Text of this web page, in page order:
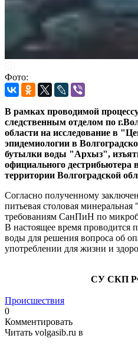
Фото:
В рамках проводимой
следственным отделом по
области на исследование в
эпидемиологии в
бутылки воды "Архыз",
официального
территории Волгоградской
Согласно полученному
питьевая столовая
требованиям СанПиН по
В настоящее время проводится
воды для решения вопроса об
употреблении для жизни и
СУ СКП РФ
Происшествия
0
Комментировать
Читать volgasib.ru в